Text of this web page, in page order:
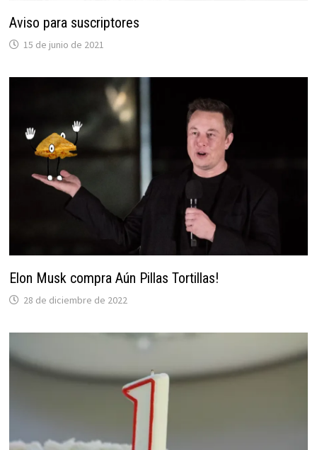
Aviso para suscriptores
15 de junio de 2021
Elon Musk compra Aún Pillas Tortillas!
28 de diciembre de 2022